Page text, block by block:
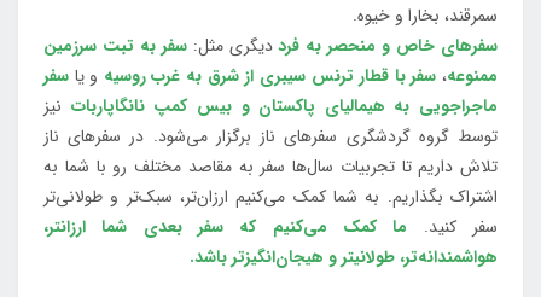
سمرقند، بخارا و خیوه.
سفرهای خاص و منحصر به فرددیگری مثل:سفر به تبت سرزمین
ممنوعه، سفر با قطار ترنس سیبری از شرق به غرب روسیه و یا سفر
ماجراجویی به هیمالیای پاکستان و بیس کمپ نانگاپاربات نیز
توسط گروه گردشگری سفرهای ناز برگزار می‌شود. در سفرهای ناز
تلاش داریم تا تجربیات سال‌ها سفر به مقاصد مختلف رو با شما به
اشتراک بگذاریم. به شما کمک می‌کنیم ارزان‌تر، سبک‌تر و طولانی‌تر
سفر کنید. ما کمک می‌کنیم که سفر بعدی شما ارزانتر،
هواشمندانه‌تر، طولانی‎تر و هیجان‌انگیزتر باشد.